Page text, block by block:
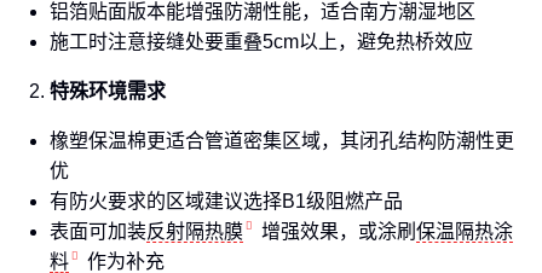
铝箔贴面版本能增强防潮性能，适合南方潮湿地区
施工时注意接缝处要重叠5cm以上，避免热桥效应
特殊环境需求
橡塑保温棉更适合管道密集区域，其闭孔结构防潮性更
优
有防火要求的区域建议选择B1级阻燃产品
表面可加装反射隔热膜 增强效果，或涂刷 保温隔热涂
料
作为补充